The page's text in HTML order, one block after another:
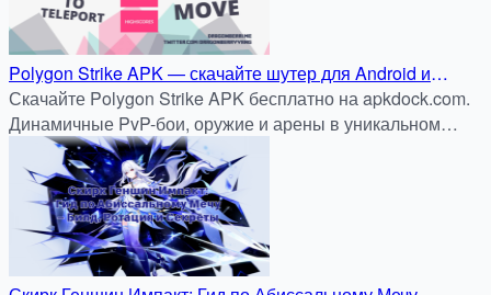
Polygon Strike APK — скачайте шутер для Android и
вступайте в динамичные бои через APKDock
Скачайте Polygon Strike APK бесплатно на apkdock.com.
Динамичные PvP-бои, оружие и арены в уникальном
низкополигональном стиле. Быстро и безопасно!